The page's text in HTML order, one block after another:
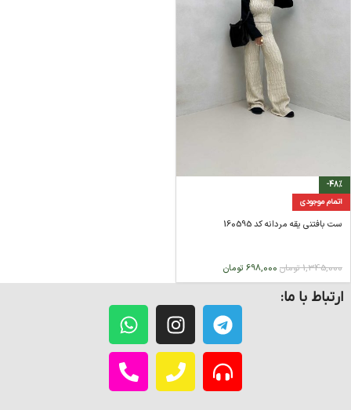
-48%
اتمام موجودی
ست بافتنی یقه مردانه کد 160595
1,345,000تومان 698,000 تومان
ارتباط با ما: